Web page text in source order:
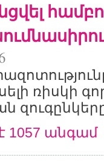
ռիսկի
1057 անգամ